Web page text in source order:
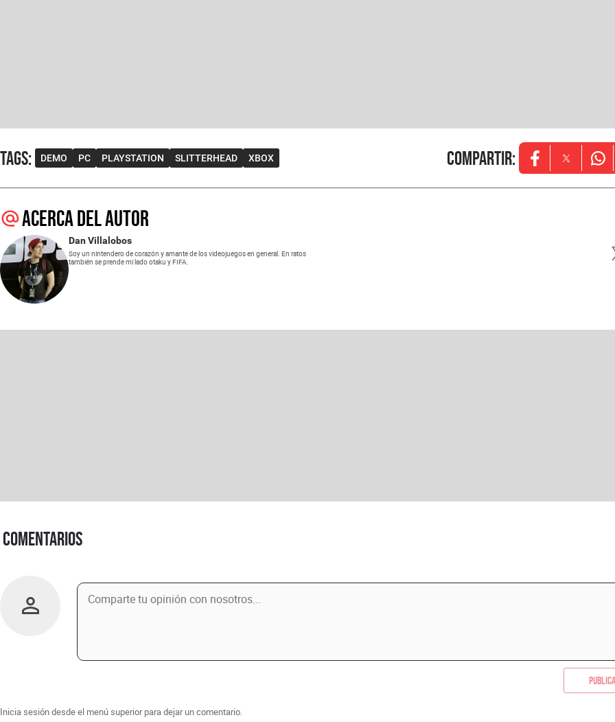
Tags: DEMO PC PLAYSTATION SLITTERHEAD XBOX Compartir: Opens in new
Opens in
Acerca del autor
Dan Villalobos
Soy un nintendero de corazón y amante de los videojuegos en general. En ratos
también se prende mi lado otaku y FIFA.
Comentarios
Inicia sesión desde el menú superior para dejar un comentario.